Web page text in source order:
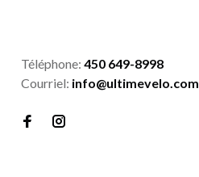
Téléphone: 450 649-8998
Courriel: info@ultimevelo.com